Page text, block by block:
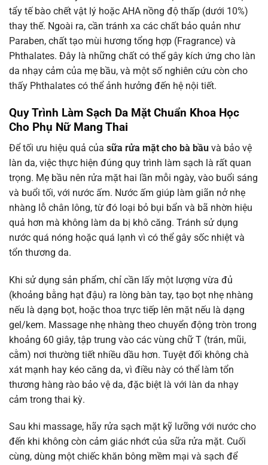
tẩy tế bào chết vật lý hoặc AHA nồng độ thấp (dưới 10%)
thay thế. Ngoài ra, cần tránh xa các chất bảo quản như
Paraben, chất tạo mùi hương tổng hợp (Fragrance) và
Phthalates. Đây là những chất có thể gây kích ứng cho làn
da nhạy cảm của mẹ bầu, và một số nghiên cứu còn cho
thấy Phthalates có thể ảnh hưởng đến hệ nội tiết.
Quy Trình Làm Sạch Da Mặt Chuẩn Khoa Học
Cho Phụ Nữ Mang Thai
Để tối ưu hiệu quả của sữa rửa mặt cho bà bầu và bảo vệ
làn da, việc thực hiện đúng quy trình làm sạch là rất quan
trọng. Mẹ bầu nên rửa mặt hai lần mỗi ngày, vào buổi sáng
và buổi tối, với nước ấm. Nước ấm giúp làm giãn nở nhẹ
nhàng lỗ chân lông, từ đó loại bỏ bụi bẩn và bã nhờn hiệu
quả hơn mà không làm da bị khô căng. Tránh sử dụng
nước quá nóng hoặc quá lạnh vì có thể gây sốc nhiệt và
tổn thương da.
Khi sử dụng sản phẩm, chỉ cần lấy một lượng vừa đủ
(khoảng bằng hạt đậu) ra lòng bàn tay, tạo bọt nhẹ nhàng
nếu là dạng bọt, hoặc thoa trực tiếp lên mặt nếu là dạng
gel/kem. Massage nhẹ nhàng theo chuyển động tròn trong
khoảng 60 giây, tập trung vào các vùng chữ T (trán, mũi,
cằm) nơi thường tiết nhiều dầu hơn. Tuyệt đối không chà
xát mạnh hay kéo căng da, vì điều này có thể làm tổn
thương hàng rào bảo vệ da, đặc biệt là với làn da nhạy
cảm trong thai kỳ.
Sau khi massage, hãy rửa sạch mặt kỹ lưỡng với nước cho
đến khi không còn cảm giác nhớt của sữa rửa mặt. Cuối
cùng, dùng một chiếc khăn bông mềm mại và sạch để